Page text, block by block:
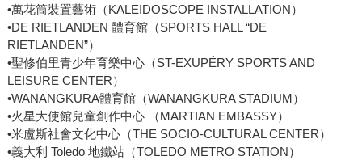
•萬花筒裝置藝術（KALEIDOSCOPE INSTALLATION）
•DE RIETLANDEN 體育館（SPORTS HALL “DE
RIETLANDEN”）
•聖修伯里青少年育樂中心（ST-EXUPÉRY SPORTS AND
LEISURE CENTER）
•WANANGKURA體育館（WANANGKURA STADIUM）
•火星大使館兒童創作中心 （MARTIAN EMBASSY）
•米盧斯社會文化中心（THE SOCIO-CULTURAL CENTER）
•義大利 Toledo 地鐵站（TOLEDO METRO STATION）